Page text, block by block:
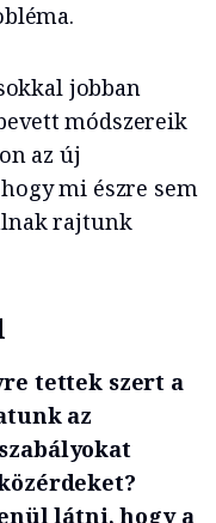
jobban
módszereik
az új
mi észre sem
rajtunk
tettek szert a
az
látni, hogy a